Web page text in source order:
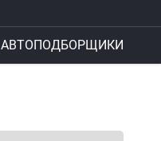
АВТОПОДБОРЩИКИ